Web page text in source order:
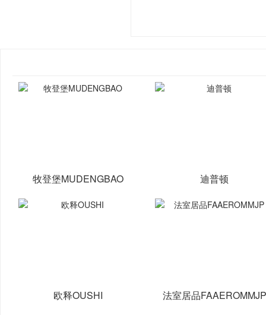
牧登堡MUDENGBAO 迪普顿
欧释OUSHI 法室居品FAAEROMMJP